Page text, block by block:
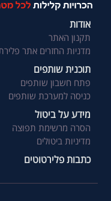
אודות
תקנון האתר
מדניות החזרים אתר
תוכנית שותפים
פתח חשבון שותפים
כניסה למערכת שותפים
מידע על ביטול
הסרה מרשימת תפוצה
מדיניות ביטולים
כתבות פלירטוטים